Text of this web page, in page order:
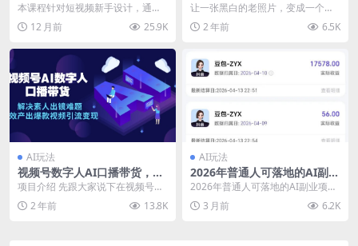
选题/拆结构/写文案等，小白
快速上手解锁多样创作技能
本课程针对短视频新手设计，通过A
I工具实现全流程极速创作：从20秒
快速对标账号分...
12 月前 25.9K
复活！一键生成完全免费！接
单接到手抽筋，无脑变现
让一张黑白的老照片，变成一个彩
色的动态视频，让记忆中的亲人，
重新变得鲜活。 这就...
2 年前 6.5K
AI玩法
视频号数字人AI口播带货，解
决素人出镜难题，高效产出爆
款视频引流变现
项目介绍 先跟大家说下在视频号带
货中利用AI数字人打法的逻辑： 过
去的视频号带货...
2 年前 13.8K
AI玩法
2026年普通人可落地的AI副业
项目，豆包创作线的完整变现
教学，一部手机月入1W+
2026年普通人可落地的AI副业项
目，豆包创作线的完整变现教学，
一部手机月入1W...
3 月前 6.2K